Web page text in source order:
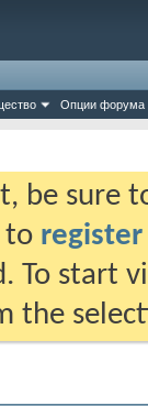
Опции форума
be sure
to register
To start
the